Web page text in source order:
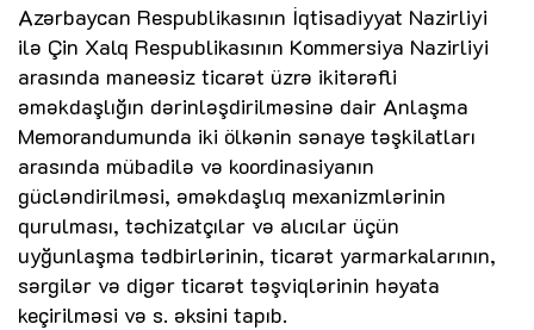
Azərbaycan Respublikasının İqtisadiyyat Nazirliyi
ilə Çin Xalq Respublikasının Kommersiya Nazirliyi
arasında maneəsiz ticarət üzrə ikitərəfli
əməkdaşlığın dərinləşdirilməsinə dair Anlaşma
Memorandumunda iki ölkənin sənaye təşkilatları
arasında mübadilə və koordinasiyanın
gücləndirilməsi, əməkdaşlıq mexanizmlərinin
qurulması, təchizatçılar və alıcılar üçün
uyğunlaşma tədbirlərinin, ticarət yarmarkalarının,
sərgilər və digər ticarət təşviqlərinin həyata
keçirilməsi və s. əksini tapıb.